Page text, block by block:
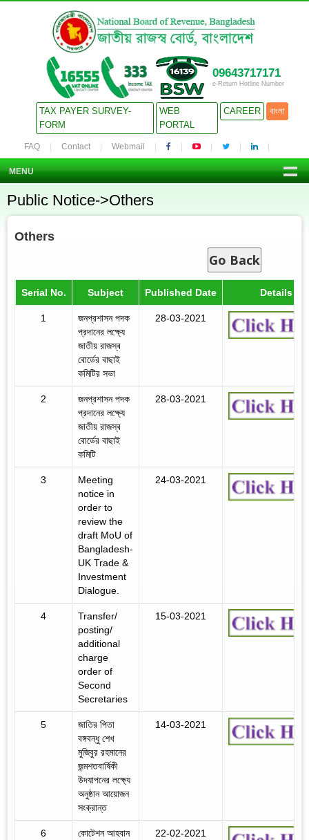
09643717171
e-Return Hotline Number
TAX PAYER SURVEY-
FORM
WEB
PORTAL
CAREER বাংলা
FAQ Contact Webmail
MENU
Public Notice->Others
Others
Go Back
Serial No. Subject Published Date Details
1
জনপ্রশাসন পদক
প্রদানের লক্ষ্যে
জাতীয় রাজস্ব
বোর্ডের বাছাই
কমিটির সভা
28-03-2021
2
জনপ্রশাসন পদক
প্রদানের লক্ষ্যে
জাতীয় রাজস্ব
বোর্ডের বাছাই
কমিটি
28-03-2021
3
Meeting
notice in
order to
review the
draft MoU of
Bangladesh-
UK Trade &
Investment
Dialogue.
24-03-2021
4
Transfer/
posting/
additional
charge
order of
Second
Secretaries
15-03-2021
5
জাতির পিতা
বঙ্গবন্ধু শেখ
মুজিবুর রহমানের
জন্মশতবার্ষিকী
উদযাপনের লক্ষ্যে
অনুষ্ঠান আয়োজন
সংক্রান্ত
14-03-2021
6 কোটেশন আহবান 22-02-2021